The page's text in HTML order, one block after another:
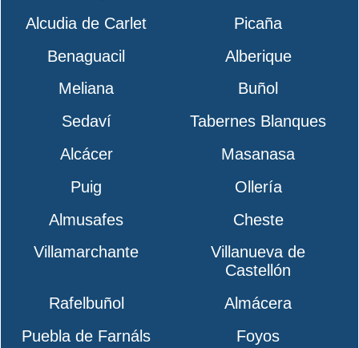
Alcudia de Carlet
Picaña
Benaguacil
Alberique
Meliana
Buñol
Sedaví
Tabernes Blanques
Alcácer
Masanasa
Puig
Ollería
Almusafes
Cheste
Villamarchante
Villanueva de
Castellón
Rafelbuñol
Almácera
Puebla de Farnáls
Foyos